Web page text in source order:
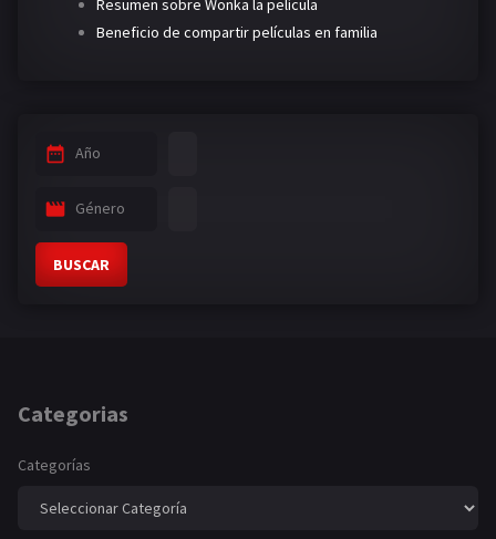
Resumen sobre Wonka la película
Beneficio de compartir películas en familia
Año
Género
BUSCAR
Categorias
Categorías